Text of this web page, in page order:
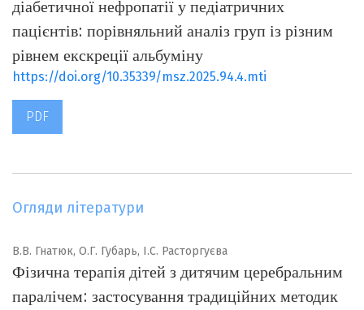
діабетичної нефропатії у педіатричних
пацієнтів: порівняльний аналіз груп із різним
рівнем екскреції альбуміну
https://doi.org/10.35339/msz.2025.94.4.mti
PDF
Огляди літератури
В.В. Гнатюк, О.Г. Губарь, І.С. Расторгуєва
Фізична терапія дітей з дитячим церебральним
паралічем: застосування традиційних методик